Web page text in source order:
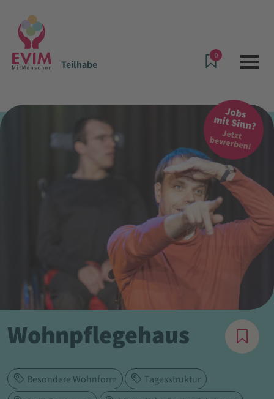
Teilhabe
0
Teilhabe
Wohnpflegehaus
Wohnpflegehaus
Besondere Wohnform
Tagesstruktur